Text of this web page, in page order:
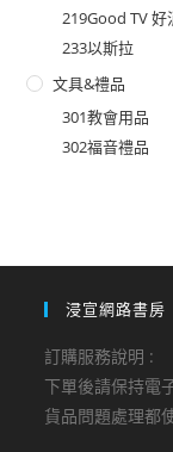
219Good TV 好
233以斯拉
文具&禮品
301教會用品
302福音禮品
浸宣網路書房
訂購服務說明 :
下單後請保持電
貨品問題處理都